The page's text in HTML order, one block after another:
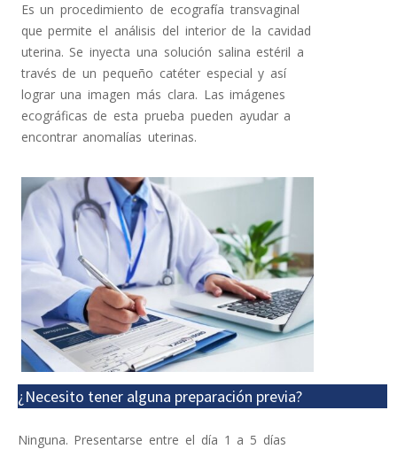
Es un procedimiento de ecografía transvaginal
que permite el análisis del interior de la cavidad
uterina. Se inyecta una solución salina estéril a
través de un pequeño catéter especial y así
lograr una imagen más clara. Las imágenes
ecográficas de esta prueba pueden ayudar a
encontrar anomalías uterinas.
¿Necesito tener alguna preparación previa?
Ninguna. Presentarse entre el día 1 a 5 días